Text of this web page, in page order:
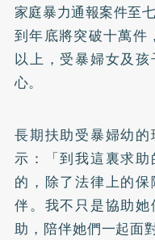
家庭暴力通報案件至
到年底將突破十萬件
以上，受暴婦女及
心。
長期扶助受暴婦幼
示：「到我這裏求
的，除了法律上的
伴。我不只是協助
助，陪伴她們一起面